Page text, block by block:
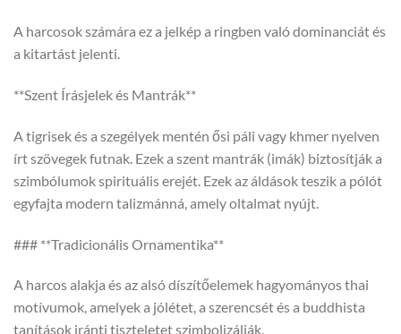
A harcosok számára ez a jelkép a ringben való dominanciát és
a kitartást jelenti.
**Szent Írásjelek és Mantrák**
A tigrisek és a szegélyek mentén ősi páli vagy khmer nyelven
írt szövegek futnak. Ezek a szent mantrák (imák) biztosítják a
szimbólumok spirituális erejét. Ezek az áldások teszik a pólót
egyfajta modern talizmánná, amely oltalmat nyújt.
### **Tradicionális Ornamentika**
A harcos alakja és az alsó díszítőelemek hagyományos thai
motívumok, amelyek a jólétet, a szerencsét és a buddhista
tanítások iránti tiszteletet szimbolizálják.